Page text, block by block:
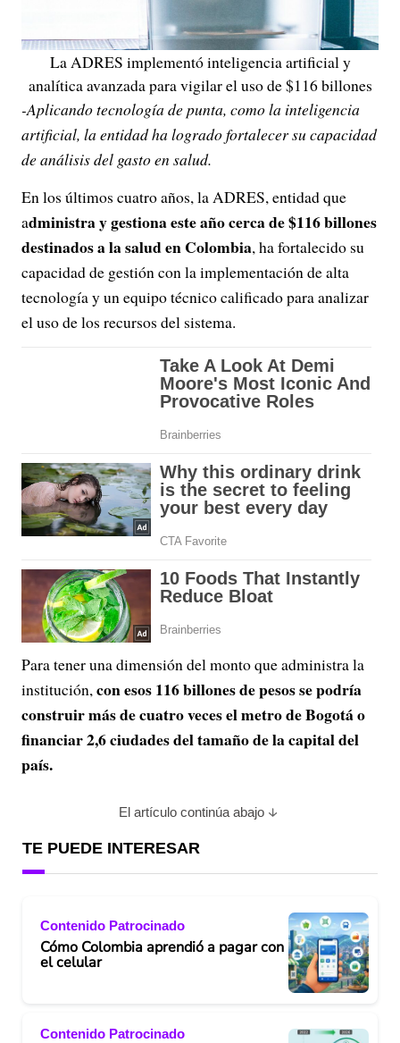
La ADRES implementó inteligencia artificial y
analítica avanzada para vigilar el uso de $116 billones
-Aplicando tecnología de punta, como la inteligencia
artificial, la entidad ha logrado fortalecer su capacidad
de análisis del gasto en salud.
En los últimos cuatro años, la ADRES, entidad que
administra y gestiona este año cerca de $116 billones
destinados a la salud en Colombia, ha fortalecido su
capacidad de gestión con la implementación de alta
tecnología y un equipo técnico calificado para analizar
el uso de los recursos del sistema.
Para tener una dimensión del monto que administra la
institución, con esos 116 billones de pesos se podría
construir más de cuatro veces el metro de Bogotá o
financiar 2,6 ciudades del tamaño de la capital del
país.
El artículo continúa abajo
TE PUEDE INTERESAR
Contenido Patrocinado
Cómo Colombia aprendió a pagar con
el celular
Contenido Patrocinado